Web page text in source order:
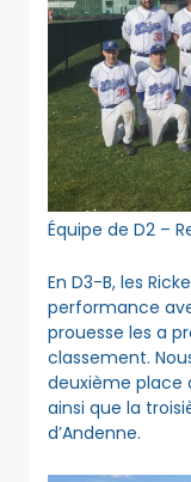
Équipe de D2 –
En D3-B, les
performance
prouesse les a
classement.
deuxième place
ainsi que la
d’Andenne.